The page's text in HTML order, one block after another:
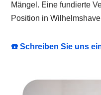
Mängel. Eine fundierte
Position in
☎️ Schreiben Sie uns